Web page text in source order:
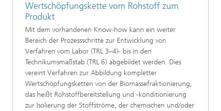
Wertschöpfungskette vom Rohstoff zum
Produkt
Mit dem vorhandenen Know-how kann ein weiter
Bereich der Prozessschritte zur Entwicklung von
Verfahren vom Labor (TRL 3–4)- bis in den
Technikumsmaßstab (TRL 6) abgebildet werden. Dies
vereint Verfahren zur Abbildung kompletter
Wertschöpfungsketten von der Biomassefraktionierung,
das heißt Rohstoffbereitstellung und -konditionierung
zur Isolierung der Stoffströme, der chemischen und/oder